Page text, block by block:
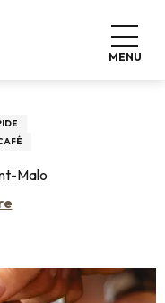
MENU
Malo